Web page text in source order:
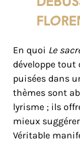
En quoi Le
développe tout
puisées dans
thèmes sont
lyrisme ; ils
mieux
Véritable